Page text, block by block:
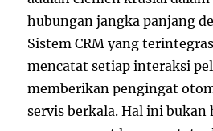
hubungan jangka panjang
Sistem CRM yang
mencatat setiap interaksi
memberikan pengingat
servis berkala. Hal ini bukan